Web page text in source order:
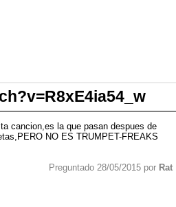
cancion,es la que pasan despues de
NO ES TRUMPET-FREAKS
Preguntado 28/05/2015 por Rat